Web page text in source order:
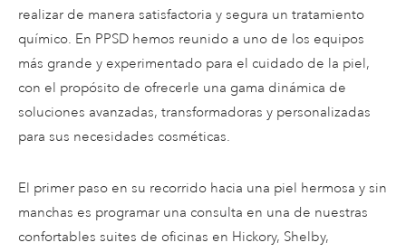
realizar de manera satisfactoria y segura un tratamiento
químico. En PPSD hemos reunido a uno de los equipos
más grande y experimentado para el cuidado de la piel,
con el propósito de ofrecerle una gama dinámica de
soluciones avanzadas, transformadoras y personalizadas
para sus necesidades cosméticas.
El primer paso en su recorrido hacia una piel hermosa y sin
manchas es programar una consulta en una de nuestras
confortables suites de oficinas en Hickory, Shelby,